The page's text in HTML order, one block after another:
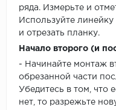
ряда. Измерьте и
Используйте
и отрезать планку.
Начало второго (и
- Начинайте монтаж
обрезанной части
Убедитесь в том, что
нет, то разрежьте